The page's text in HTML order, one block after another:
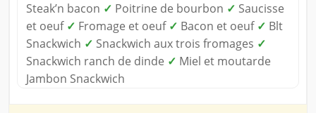
Steak’n bacon ✓ Poitrine de bourbon ✓ Saucisse
et oeuf ✓ Fromage et oeuf ✓ Bacon et oeuf ✓ Blt
Snackwich ✓ Snackwich aux trois fromages ✓
Snackwich ranch de dinde ✓ Miel et moutarde
Jambon Snackwich